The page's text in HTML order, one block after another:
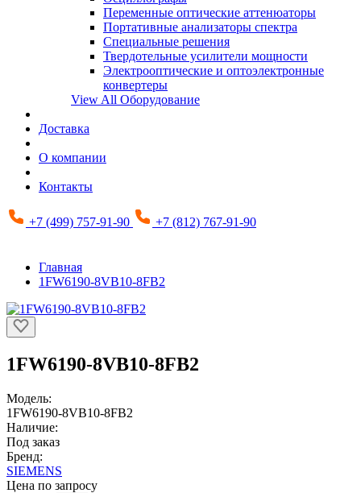
Переменные оптические аттенюаторы
Портативные анализаторы спектра
Специальные решения
Твердотельные усилители мощности
Электрооптические и оптоэлектронные
конвертеры
View All Оборудование
Доставка
О компании
Контакты
+7 (499) 757-91-90 +7 (812) 767-91-90
Главная
1FW6190-8VB10-8FB2
1FW6190-8VB10-8FB2
Модель:
1FW6190-8VB10-8FB2
Наличие:
Под заказ
Бренд:
SIEMENS
Цена по запросу